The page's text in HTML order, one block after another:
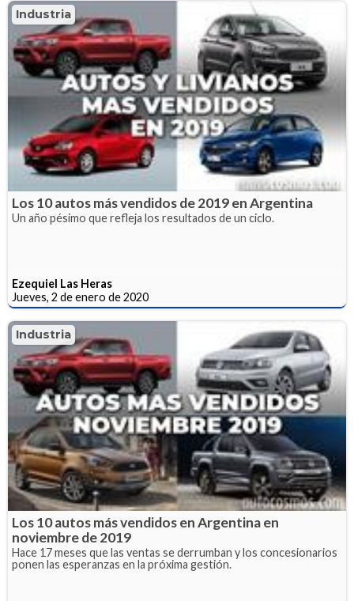
Industria
Los 10 autos más vendidos de 2019 en Argentina
Un año pésimo que refleja los resultados de un ciclo.
Ezequiel Las Heras
Jueves, 2 de enero de 2020
Industria
Los 10 autos más vendidos en Argentina en
noviembre de 2019
Hace 17 meses que las ventas se derrumban y los concesionarios
ponen las esperanzas en la próxima gestión.